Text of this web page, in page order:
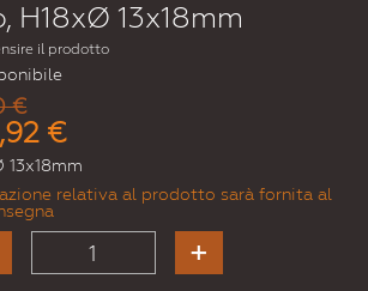
H18xØ 13x18mm
il prodotto
€
€
relativa al prodotto sarà fornita al